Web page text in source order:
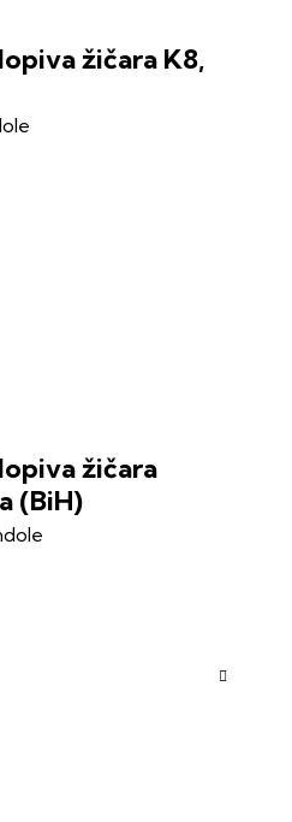
žičara K8,
žičara
(BiH)